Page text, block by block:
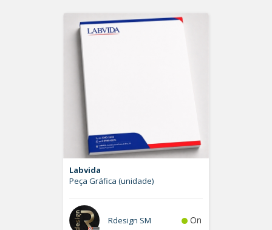
Labvida
Peça Gráfica (unidade)
Rdesign SM On